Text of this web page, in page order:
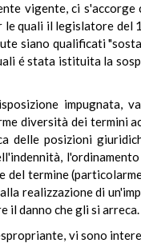
vigente, ci
quali il legislatore del
siano qualificati
é stata istituita la
impugnata,
diversità dei
delle posizioni
termine
realizzazione di
il danno che gli si arreca.
vi sono